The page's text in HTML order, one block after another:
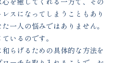
スになってしまうこともあり
一人の悩みではありません。
いるのです。
らげるための具体的な方法を